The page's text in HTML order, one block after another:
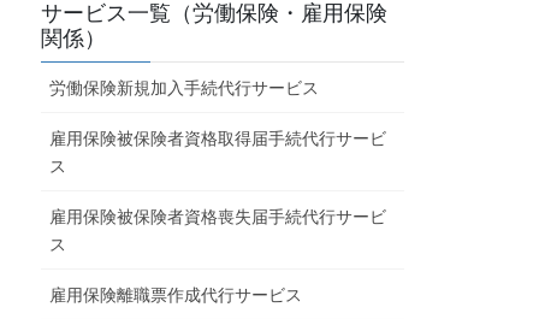
サービス一覧（労働保険・雇用保険
関係）
労働保険新規加入手続代行サービス
雇用保険被保険者資格取得届手続代行サービ
ス
雇用保険被保険者資格喪失届手続代行サービ
ス
雇用保険離職票作成代行サービス